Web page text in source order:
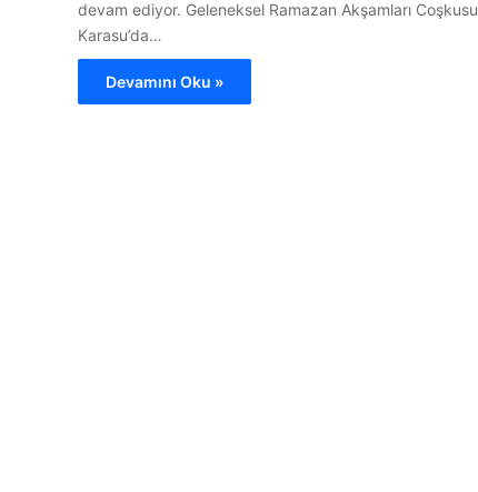
devam ediyor. Geleneksel Ramazan Akşamları Coşkusu
Karasu’da…
Devamını Oku »